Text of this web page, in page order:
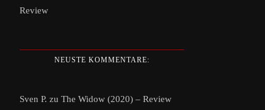
Review
NEUSTE KOMMENTARE:
Sven P. zu The Widow (2020) – Review